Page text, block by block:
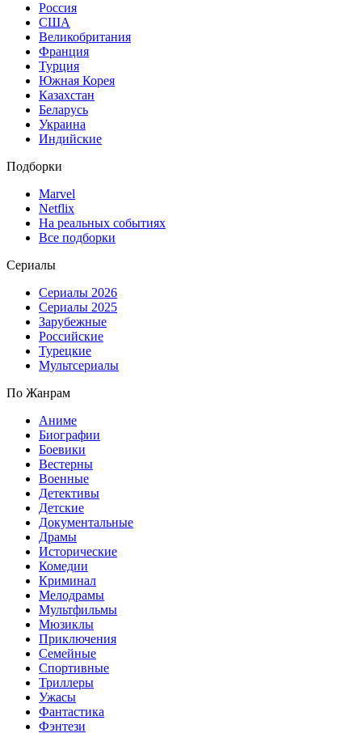
Россия
США
Великобритания
Франция
Турция
Южная Корея
Казахстан
Беларусь
Украина
Индийские
Подборки
Marvel
Netflix
На реальных событиях
Все подборки
Сериалы
Сериалы 2026
Сериалы 2025
Зарубежные
Российские
Турецкие
Мультсериалы
По Жанрам
Аниме
Биографии
Боевики
Вестерны
Военные
Детективы
Детские
Документальные
Драмы
Исторические
Комедии
Криминал
Мелодрамы
Мультфильмы
Мюзиклы
Приключения
Семейные
Спортивные
Триллеры
Ужасы
Фантастика
Фэнтези